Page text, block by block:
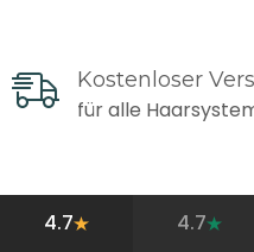
Kostenloser
für alle
4.7 4.7